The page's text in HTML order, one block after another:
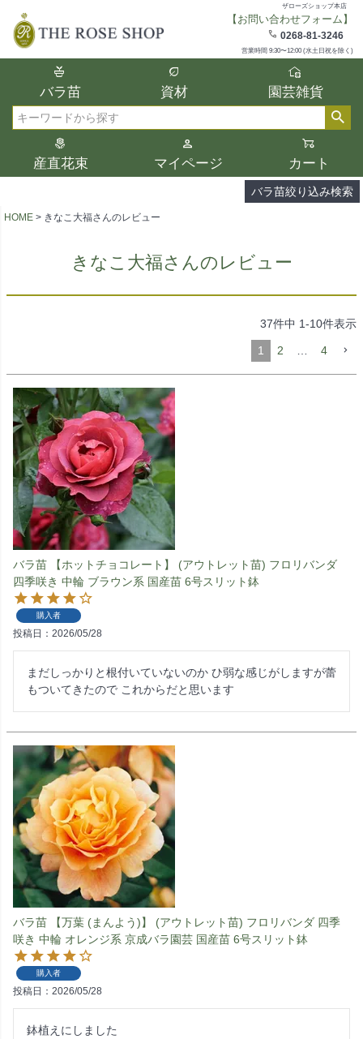
ザローズショップ本店
【お問い合わせフォーム】
0268-81-3246
営業時間 9:30〜12:00 (水土日祝を除く)
バラ苗 資材 園芸雑貨
産直花束 マイページ カート
バラ苗絞り込み検索
在庫
在庫ありのみ表示
検索
複数の条件を選択して絞り込み検索が可能
選択した項目全てに該当する品種のみ検索
結果に表示されます。
タイプ、カラー、ブランドなどは1つずつ選
択してください。
HOME きなこ大福さんのレビュー
きなこ大福さんのレビュー
37件中 1-10件表示
1 2 … 4
バラ苗 【ホットチョコレート】 (アウトレット苗) フロリバンダ
四季咲き 中輪 ブラウン系 国産苗 6号スリット鉢
購入者
投稿日 2026/05/28
まだしっかりと根付いていないのか ひ弱な感じがしますが蕾
もついてきたので これからだと思います
バラ苗 【万葉 (まんよう)】 (アウトレット苗) フロリバンダ 四季
咲き 中輪 オレンジ系 京成バラ園芸 国産苗 6号スリット鉢
購入者
投稿日 2026/05/28
鉢植えにしました